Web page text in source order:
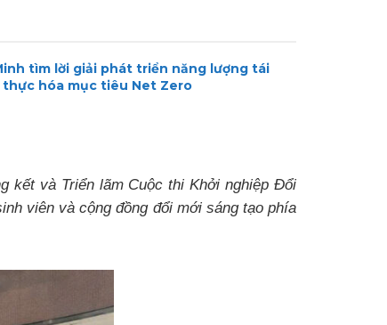
tìm lời giải phát triển năng lượng tái
hóa mục tiêu Net Zero
kết và Triển lãm Cuộc thi Khởi nghiệp Đổi
viên và cộng đồng đổi mới sáng tạo phía